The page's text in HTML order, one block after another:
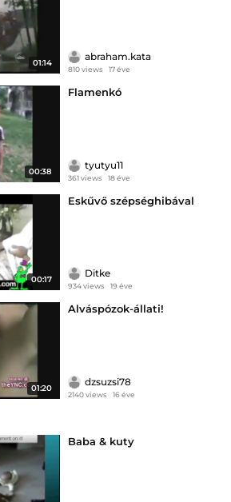
01:14
abraham.kata
810 views 17 éve
00:38
Flamenkó
tyutyu11
361 views 18 éve
00:17
Eskűvő szépséghibával
Ditke
934 views 19 éve
01:20
Alváspózok-állati!
dzsuzsi78
2140 views 16 éve
Baba & kuty